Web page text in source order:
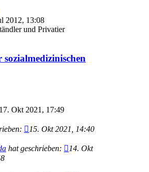
2012, 13:08
und Privatier
17. Okt 2021, 17:49
15. Okt 2021, 14:40
hat geschrieben:
14. Okt